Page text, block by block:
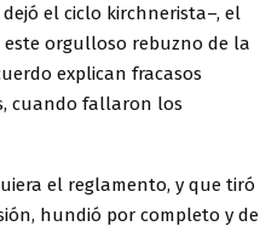
el ciclo kirchnerista–, el
orgulloso rebuzno de la
explican fracasos
cuando fallaron los
el reglamento, y que tiró
hundió por completo y de